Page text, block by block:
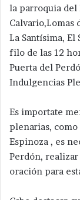
la parroquia del
Calvario,Lomas
La Santísima, El
filo de las 12
Puerta del
Indulgencias
Es importate
plenarias,
Espinoza , es
Perdón,
oración para